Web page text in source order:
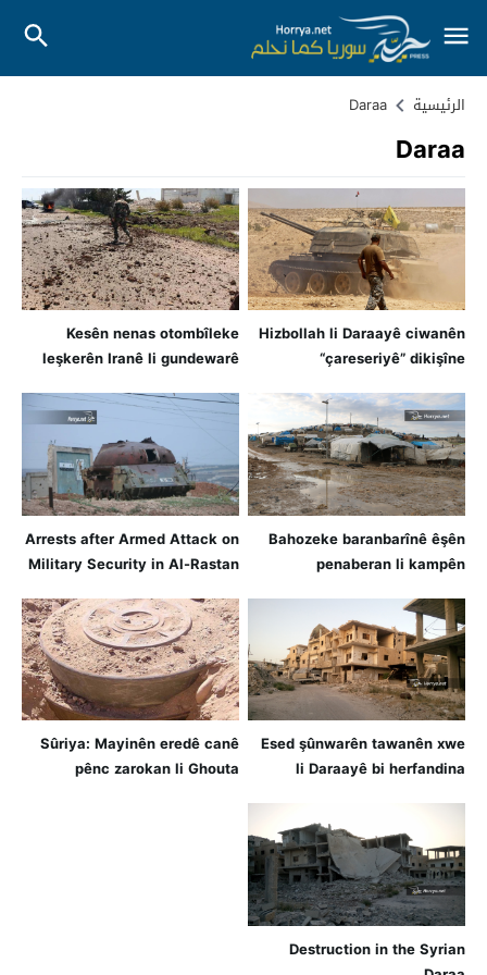
الرئيسية Daraa
Daraa
Hizbollah li Daraayê ciwanên
“çareseriyê” dikişîne
Kesên nenas otombîleke
leşkerên Iranê li gundewarê
Bahozeke baranbarînê êşên
penaberan li kampên
Arrests after Armed Attack on
Military Security in Al-Rastan
Esed şûnwarên tawanên xwe
li Daraayê bi herfandina
Sûriya: Mayinên eredê canê
pênc zarokan li Ghouta
Destruction in the Syrian